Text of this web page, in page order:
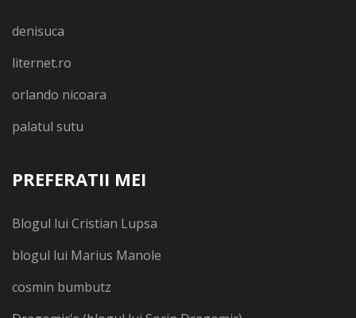
denisuca
liternet.ro
orlando nicoara
palatul sutu
PREFERATII MEI
Blogul lui Cristian Lupsa
blogul lui Marius Manole
cosmin bumbutz